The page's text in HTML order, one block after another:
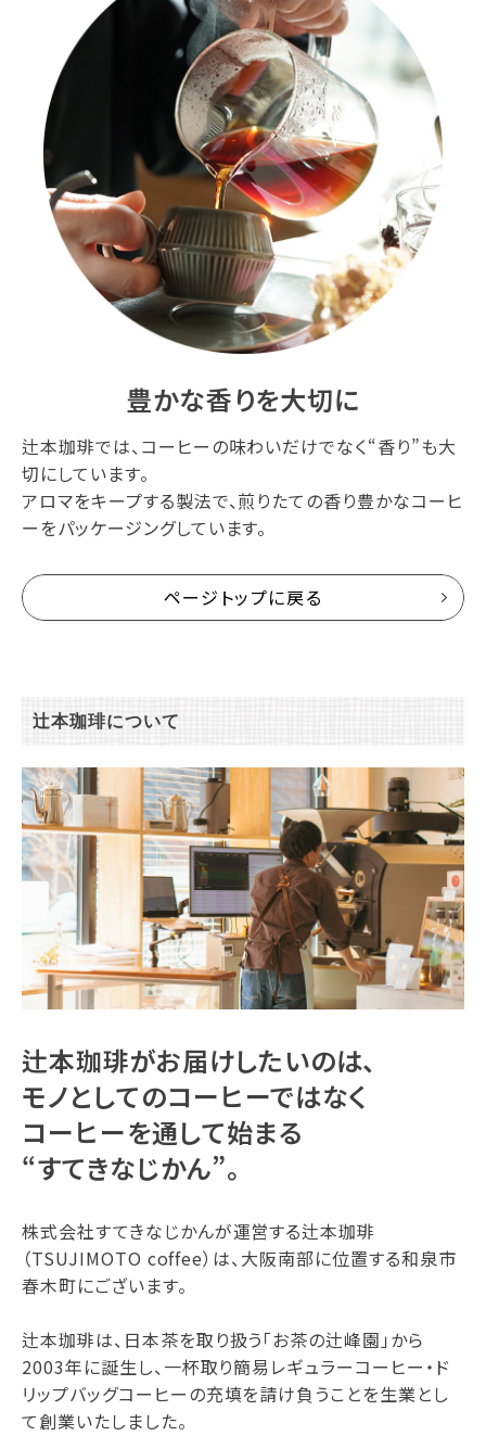
豊かな香りを大切に
辻本珈琲では、コーヒーの味わいだけでなく“香り”も大
切にしています。
アロマをキープする製法で、煎りたての香り豊かなコーヒ
ーをパッケージングしています。
ページトップに戻る
辻本珈琲について
辻本珈琲がお届けしたいのは、
モノとしてのコーヒーではなく
コーヒーを通して始まる
“すてきなじかん”。
株式会社すてきなじかんが運営する辻本珈琲
（TSUJIMOTO coffee）は、大阪南部に位置する和泉市
春木町にございます。
辻本珈琲は、日本茶を取り扱う「お茶の辻峰園」から
2003年に誕生し、一杯取り簡易レギュラーコーヒー・ド
リップバッグコーヒーの充填を請け負うことを生業とし
て創業いたしました。